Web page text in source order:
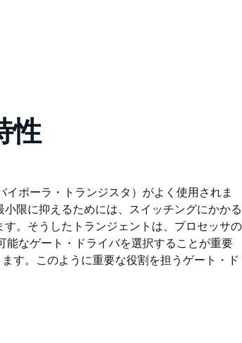
性
ポーラ・トランジスタ）がよく使用されま
限に抑えるためには、スイッチングにかかる
。そうしたトランジェントは、プロセッサの
能なゲート・ドライバを選択することが重要
す。このように重要な役割を担うゲート・ド